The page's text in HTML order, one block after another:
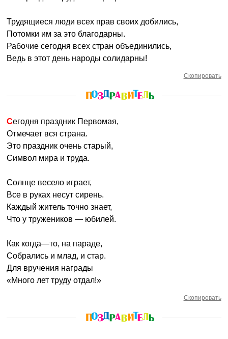
Трудящиеся люди всех прав своих добились,
Потомки им за это благодарны.
Рабочие сегодня всех стран объединились,
Ведь в этот день народы солидарны!
Скопировать
Сегодня праздник Первомая,
Отмечает вся страна.
Это праздник очень старый,
Символ мира и труда.
Солнце весело играет,
Все в руках несут сирень.
Каждый житель точно знает,
Что у тружеников — юбилей.
Как когда—то, на параде,
Собрались и млад, и стар.
Для вручения награды
«Много лет труду отдал!»
Скопировать